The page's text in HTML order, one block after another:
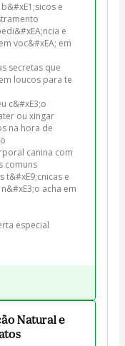
e
e
voc&#xEA; em
secretas que
loucos para te
c&#xE3;o
ou xingar
na hora de
canina com
comuns
t&#xE9;cnicas e
acha em
especial
Natural e